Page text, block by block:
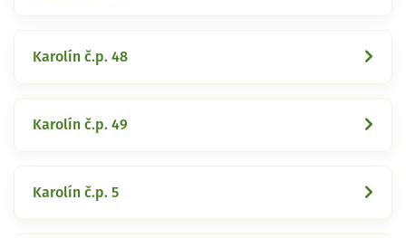
Karolín č.p. 48
Karolín č.p. 49
Karolín č.p. 5